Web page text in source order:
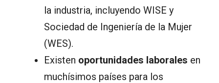
la industria, incluyendo WISE y
Sociedad de Ingeniería de la Mujer
(WES).
Existen oportunidades laborales en
muchísimos países para los